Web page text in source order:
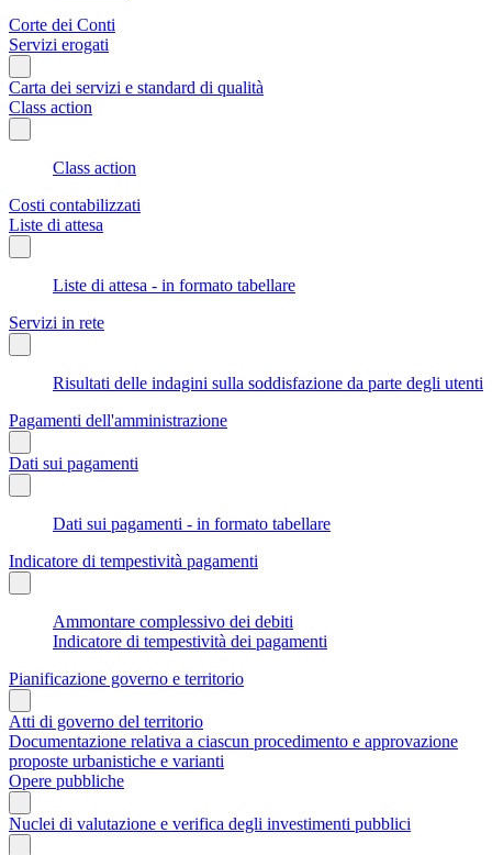
Corte dei Conti
Servizi erogati
Carta dei servizi e standard di qualità
Class action
Class action
Costi contabilizzati
Liste di attesa
Liste di attesa - in formato tabellare
Servizi in rete
Risultati delle indagini sulla soddisfazione da parte degli utenti
Pagamenti dell'amministrazione
Dati sui pagamenti
Dati sui pagamenti - in formato tabellare
Indicatore di tempestività pagamenti
Ammontare complessivo dei debiti
Indicatore di tempestività dei pagamenti
Pianificazione governo e territorio
Atti di governo del territorio
Documentazione relativa a ciascun procedimento e approvazione
proposte urbanistiche e varianti
Opere pubbliche
Nuclei di valutazione e verifica degli investimenti pubblici